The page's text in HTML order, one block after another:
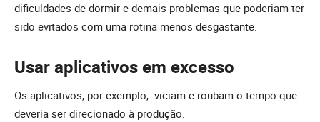
dificuldades de dormir e demais problemas que poderiam ter
sido evitados com uma rotina menos desgastante.
Usar aplicativos em excesso
Os aplicativos, por exemplo, viciam e roubam o tempo que
deveria ser direcionado à produção.